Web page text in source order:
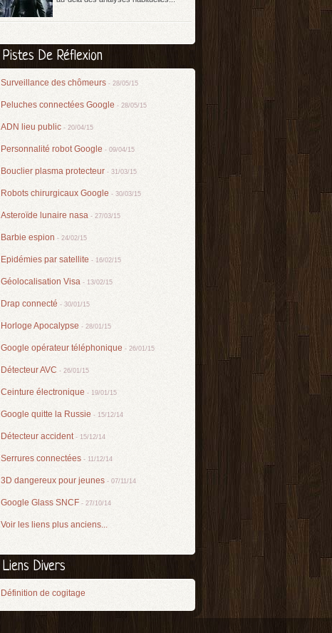
Pistes De Réflexion
Surveillance des chômeurs - 28/05/15
Peluches connectées Google - 28/05/15
ADN lieu public - 20/04/15
Personnalité robot Google - 09/04/15
Bouclier plasma protecteur - 31/03/15
Robots chirurgicaux Google - 30/03/15
Asteroïde lunaire nasa - 27/03/15
Barbie espion - 24/02/15
Epidémies par satellite - 16/02/15
Géolocalisation Visa - 13/02/15
Drap connecté - 30/01/15
Horloge Apocalypse - 28/01/15
Google opérateur téléphonique - 26/01/15
Détecteur AVC - 26/01/15
Ceinture électronique - 19/01/15
Google quitte la Russie - 15/12/14
Détecteur accident- 15/12/14
Serrures connectées - 11/12/14
3D dangereux pour jeunes - 07/11/14
Google Glass SNCF - 27/10/14
Voir les liens plus anciens...
Liens Divers
Définition de cogitage